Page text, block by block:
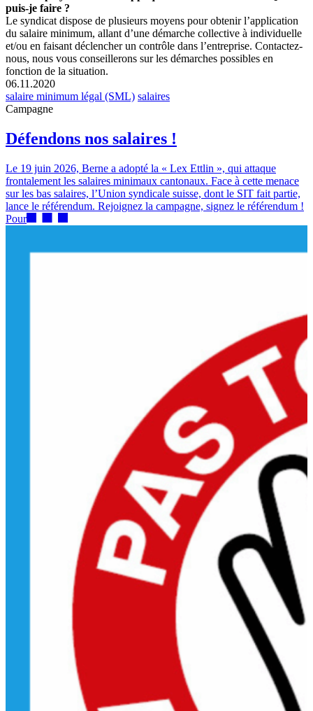
puis-je faire ?
Le syndicat dispose de plusieurs moyens pour obtenir l’application
du salaire minimum, allant d’une démarche collective à individuelle
et/ou en faisant déclencher un contrôle dans l’entreprise. Contactez-
nous, nous vous conseillerons sur les démarches possibles en
fonction de la situation.
06.11.2020
salaire minimum légal (SML) salaires
Campagne
Défendons nos salaires !
Le 19 juin 2026, Berne a adopté la « Lex Ettlin », qui attaque
frontalement les salaires minimaux cantonaux. Face à cette menace
sur les bas salaires, l’Union syndicale suisse, dont le SIT fait partie,
lance le référendum. Rejoignez la campagne, signez le référendum !
Pour